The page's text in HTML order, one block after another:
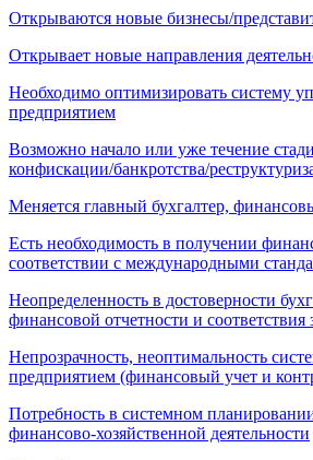
Открываются новые бизнесы/
Открывает новые направления
Необходимо оптимизировать систему
предприятием
Возможно начало или уже течение
конфискации/банкротства/
Меняется главный бухгалтер,
Есть необходимость в получении
соответствии с международными
Неопределенность в достоверности
финансовой отчетности и
Непрозрачность, неоптимальность
предприятием (финансовый учет и
Потребность в системном
финансово-хозяйственной деятельности